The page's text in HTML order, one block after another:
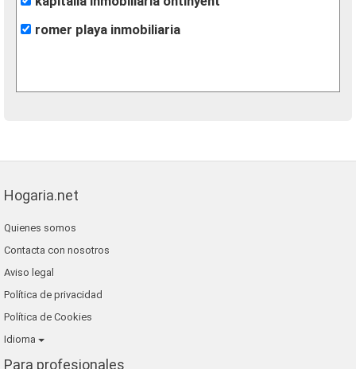
romer playa inmobiliaria
Hogaria.net
Quienes somos
Contacta con nosotros
Aviso legal
Política de privacidad
Política de Cookies
Idioma
Para profesionales